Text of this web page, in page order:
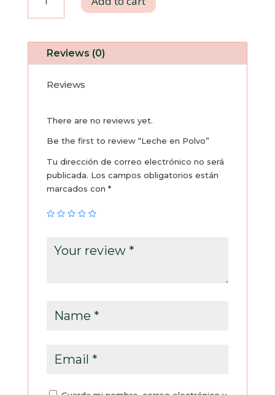
Polvo
quantity
Reviews (0)
Reviews
There are no reviews yet.
Be the first to review “Leche en Polvo”
Tu dirección de correo electrónico no será
publicada. Los campos obligatorios están
marcados con *